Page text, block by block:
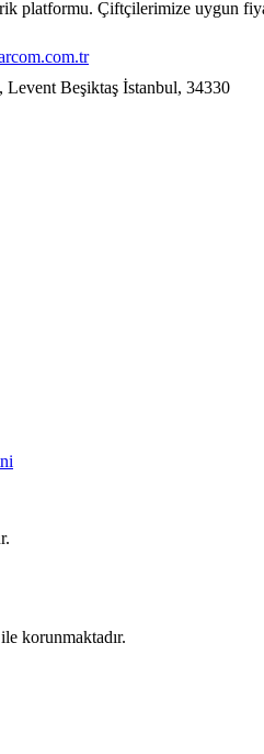
platformu. Çiftçilerimize uygun
Beşiktaş İstanbul, 34330
korunmaktadır.